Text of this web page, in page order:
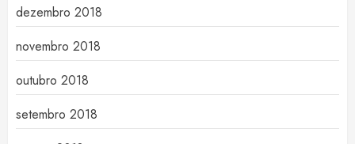
dezembro 2018
novembro 2018
outubro 2018
setembro 2018